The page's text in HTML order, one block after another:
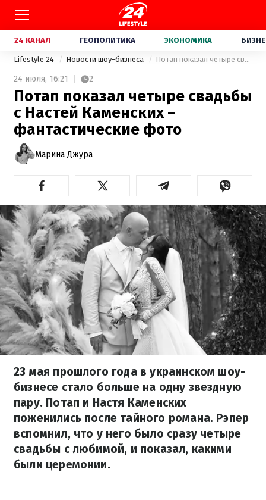
24 КАНАЛ ГЕОПОЛИТИКА ЭКОНОМИКА
Lifestyle 24 Новости шоу-бизнеса Потап показал четыре свадьбы с Настей Каменских – фантастические фото
24 июля, 16:21 2
Потап показал четыре свадьбы
с Настей Каменских –
фантастические фото
Марина Джура
23 мая прошлого года в украинском шоу-
бизнесе стало больше на одну звездную
пару. Потап и Настя Каменских
поженились после тайного романа. Рэпер
вспомнил, что у него было сразу четыре
свадьбы с любимой, и показал, какими
были церемонии.